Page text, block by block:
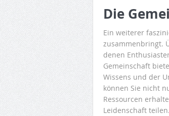
Die
Ein weiterer
zusammenbringt.
denen
Gemeinschaft
Wissens und der
können Sie nicht
Ressourcen
Leidenschaft